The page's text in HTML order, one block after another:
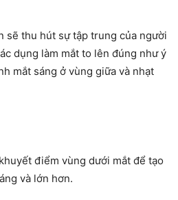
sẽ thu hút sự tập trung của người
dụng làm mắt to lên đúng như ý
mắt sáng ở vùng giữa và nhạt
điểm vùng dưới mắt để tạo
và lớn hơn.